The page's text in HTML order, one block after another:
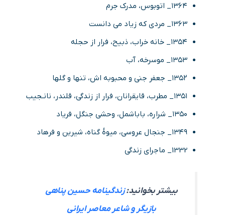
۱۳۶۴_ اتوبوس، مدرک جرم
۱۳۶۳_ مردی که زیاد می دانست
۱۳۵۴_ خانه خراب، ذبیح، فرار از حجله
۱۳۵۳_ موسرخه، آب
۱۳۵۲_ جعفر جنی و محبوبه اش، تنها و گلها
۱۳۵۱_ مطرب، قایقرانان، فرار از زندگی، قلندر، نانـجیب
۱۳۵۰_ شراره، باباشمل، وحشی جنگل، فریاد
۱۳۴۹_ جنجال عروسی، میوهٔ گناه، شیرین و فرهاد
1332_ ماجرای زندگی
بیشتر بخوانید:زندگینامه حسین پناهی
بازیگر و شاعر معاصر ایرانی